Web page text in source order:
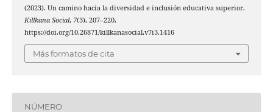
(2023). Un camino hacia la diversidad e inclusión educativa superior.
Killkana Social, 7(3), 207–220.
https://doi.org/10.26871/killkanasocial.v7i3.1416
Más formatos de cita
NÚMERO